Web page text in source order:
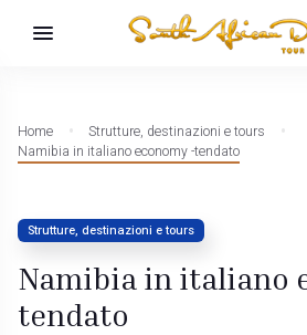
Home
Strutture, destinazioni e tours
Namibia in italiano economy -tendato
Strutture, destinazioni e tours
Namibia in italiano
tendato